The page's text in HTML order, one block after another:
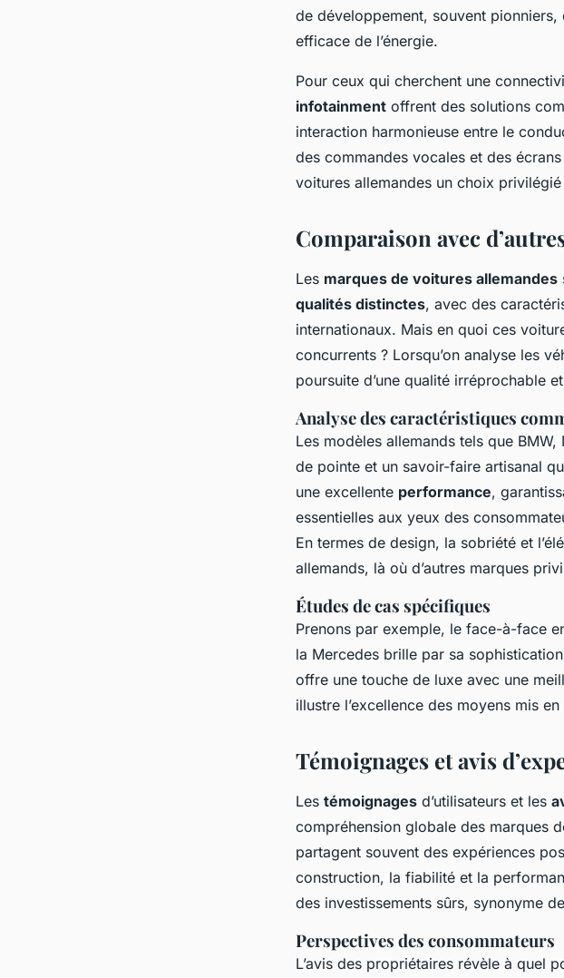
de développement, souvent
efficace de l’énergie.
Pour ceux qui cherchent une
infotainment offrent des solutions
interaction harmonieuse entre le
des commandes vocales et des
voitures allemandes un choix
Comparaison avec
Les marques de voitures allemandes
qualités distinctes, avec des
internationaux. Mais en quoi ces
concurrents ? Lorsqu’on analyse les
poursuite d’une qualité irréprochable
Analyse des caractéristiques
Les modèles allemands tels que
de pointe et un savoir-faire artisanal
une excellente performance,
essentielles aux yeux des
En termes de design, la sobriété et
allemands, là où d’autres marques
Études de cas spécifiques
Prenons par exemple, le face-à-face
la Mercedes brille par sa
offre une touche de luxe avec une
illustre l’excellence des moyens mis
Témoignages et avis
Les témoignages d’utilisateurs et les
compréhension globale des marques
partagent souvent des expériences
construction, la fiabilité et la
des investissements sûrs, synonyme
Perspectives des consommateurs
L’avis des propriétaires révèle à quel